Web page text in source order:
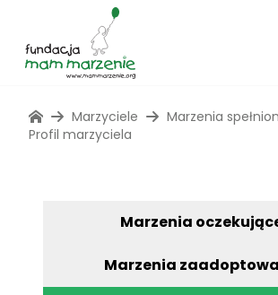
Marzyciele
Marzenia
Profil marzyciela
Marzenia
Marzenia